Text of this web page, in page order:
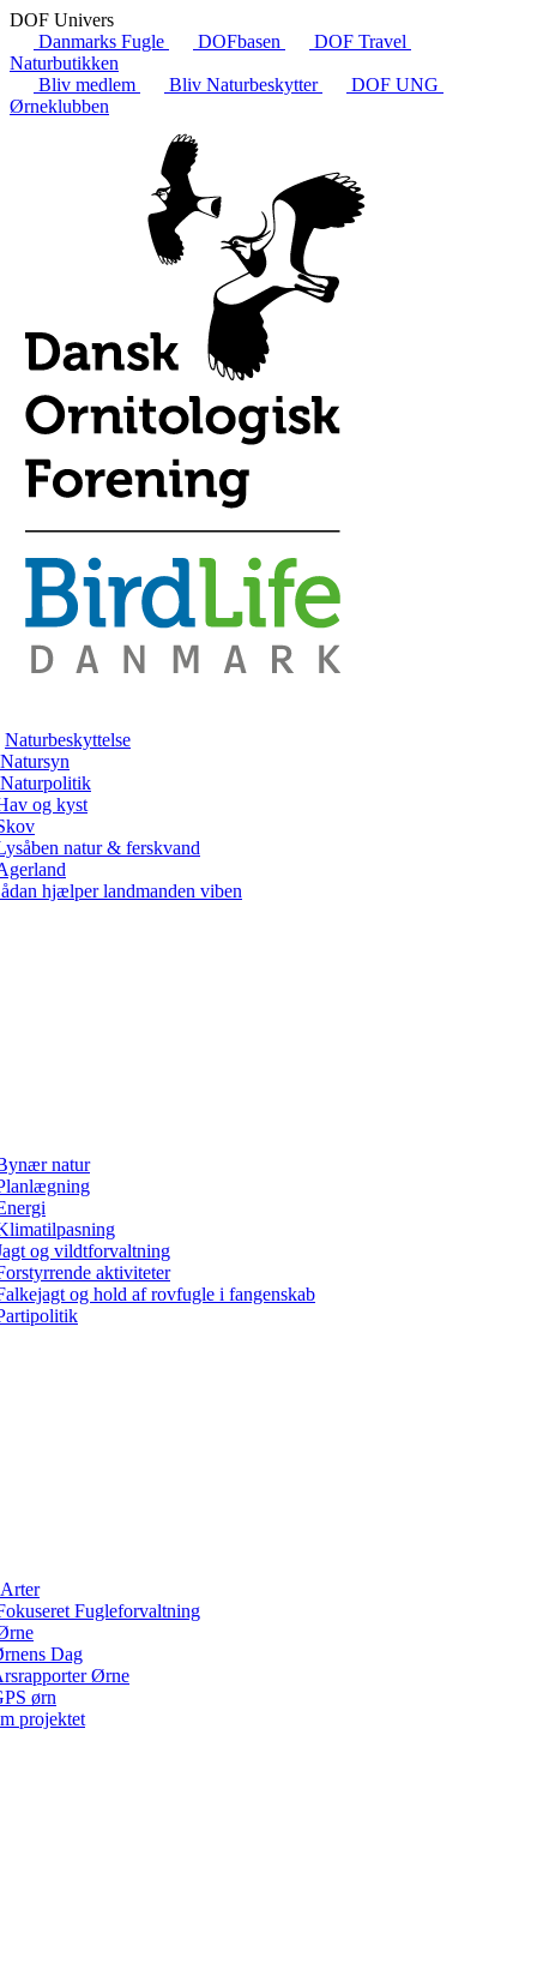
DOF Univers
Danmarks Fugle
DOFbasen
DOF Travel
Naturbutikken
Bliv medlem
Bliv Naturbeskytter
DOF UNG
Ørneklubben
Naturbeskyttelse
Natursyn
Naturpolitik
og kyst
natur & ferskvand
hjælper landmanden viben
natur
og vildtforvaltning
aktiviteter
og hold af rovfugle i fangenskab
Arter
Fugleforvaltning
Dag
Ørne
ørn
projektet